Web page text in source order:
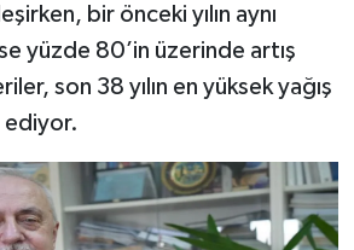
bir önceki yılın aynı
yüzde 80’in üzerinde artış
son 38 yılın en yüksek yağış
ediyor.